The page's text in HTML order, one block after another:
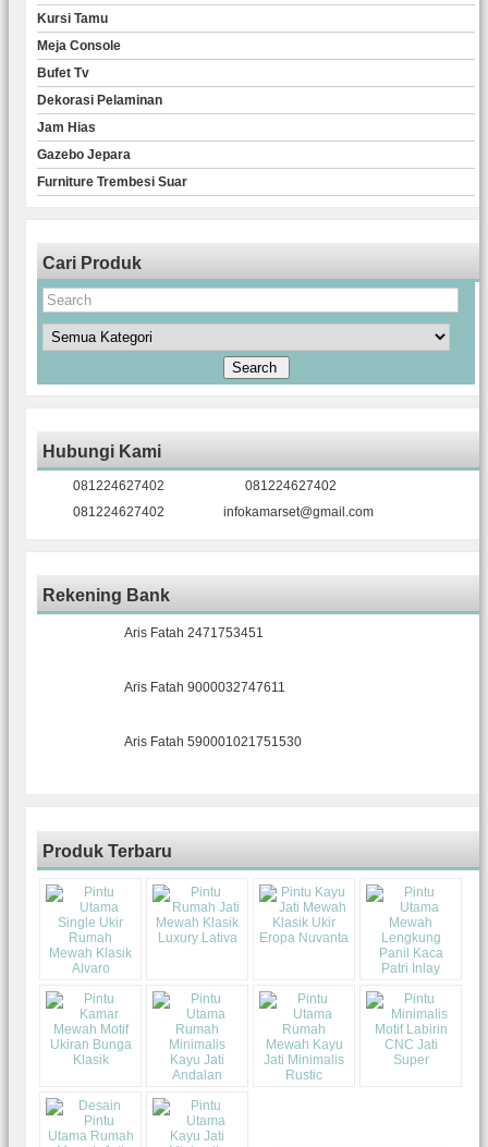
Kursi Tamu
Meja Console
Bufet Tv
Dekorasi Pelaminan
Jam Hias
Gazebo Jepara
Furniture Trembesi Suar
Cari Produk
Hubungi Kami
081224627402
081224627402
081224627402
infokamarset@gmail.com
Rekening Bank
Aris Fatah 2471753451
Aris Fatah 9000032747611
Aris Fatah 590001021751530
Produk Terbaru